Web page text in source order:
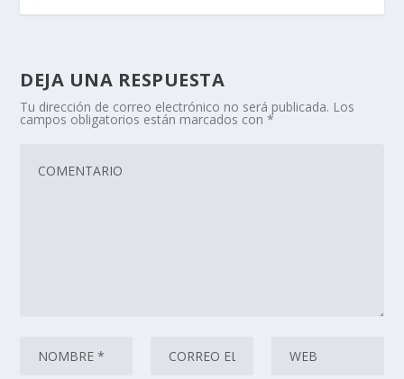
DEJA UNA RESPUESTA
Tu dirección de correo electrónico no será publicada. Los
campos obligatorios están marcados con*